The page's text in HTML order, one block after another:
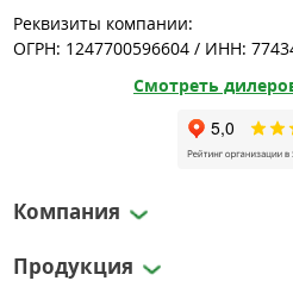
Реквизиты компании:
ОГРН: 1247700596604 / ИНН:
Смотреть
Компания
Продукция